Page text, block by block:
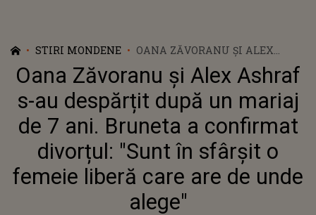
STIRI MONDENE
OANA ZĂVORANU ȘI ALEX
ASHRAF S-AU DESPĂRȚIT DUPĂ
UN MARIAJ DE 7 ANI. BRUNETA
A CONFIRMAT DIVORȚUL:
"SUNT ÎN SFÂRȘIT O FEMEIE
LIBERĂ CARE ARE DE UNDE
Oana Zăvoranu și Alex Ashraf
s-au despărțit după un mariaj
de 7 ani. Bruneta a confirmat
divorțul: "Sunt în sfârșit o
femeie liberă care are de unde
alege"